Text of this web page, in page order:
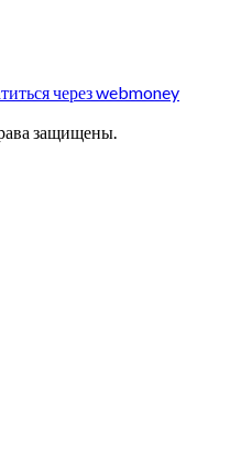
через webmoney
защищены.